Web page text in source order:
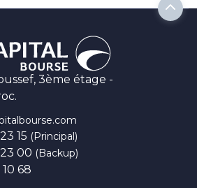
3ème étage -
15 (Principal)
00 (Backup)
68